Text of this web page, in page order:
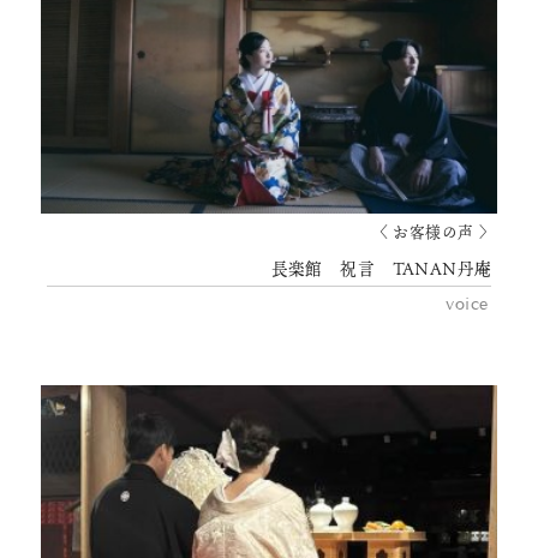
〈 お客様の声 〉
長楽館 祝言 TANAN丹庵
voice